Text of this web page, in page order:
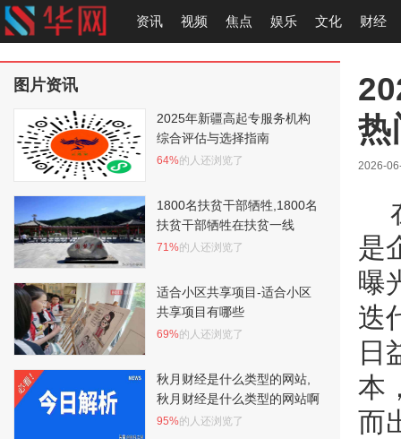
资讯 视频 焦点 娱乐 文化 财经
热
2026-
是
曝
迭
日
本
而
图片资讯
2025年新疆高起专服务机构
综合评估与选择指南
64%的人还浏览了
1800名扶贫干部牺牲,1800名
扶贫干部牺牲在扶贫一线
71%的人还浏览了
适合小区共享项目-适合小区
共享项目有哪些
69%的人还浏览了
秋月财经是什么类型的网站,
秋月财经是什么类型的网站啊
95%的人还浏览了